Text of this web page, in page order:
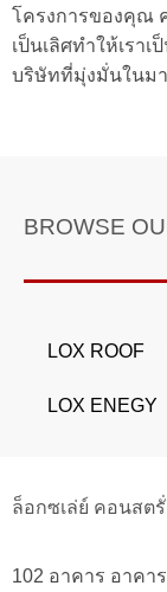
โครงการของคุณ
เป็นเลิศทำให้เรา
บริษัทที่มุ่งมั่นในม
BROWSE
LOX ROOF
LOX ENEGY
ล็อกซเล่ย์ คอนสต
102 อาคาร อาคา